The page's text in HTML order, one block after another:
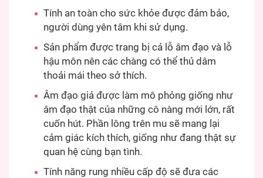
Tính an toàn cho sức khỏe được đảm bảo,
người dùng yên tâm khi sử dụng.
Sản phẩm được trang bị cả lỗ âm đạo và lỗ
hậu môn nên các chàng có thể thủ dâm
thoải mái theo sở thích.
Âm đạo giả được làm mô phỏng giống như
âm đạo thật của những cô nàng mới lớn, rất
cuốn hút. Phần lông trên mu sẽ mang lại
cảm giác kích thích, giống như đang thật sự
quan hệ cùng bạn tình.
Tính năng rung nhiều cấp độ sẽ đưa các